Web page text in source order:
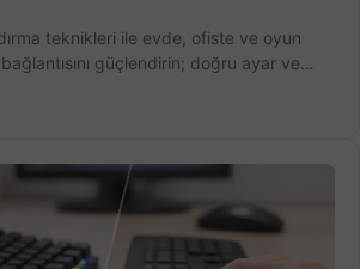
teknikleri ile evde, ofiste ve oyun
güçlendirin; doğru ayar ve